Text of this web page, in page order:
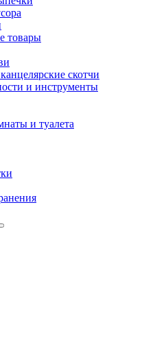
товары
скотчи
и инструменты
и туалета